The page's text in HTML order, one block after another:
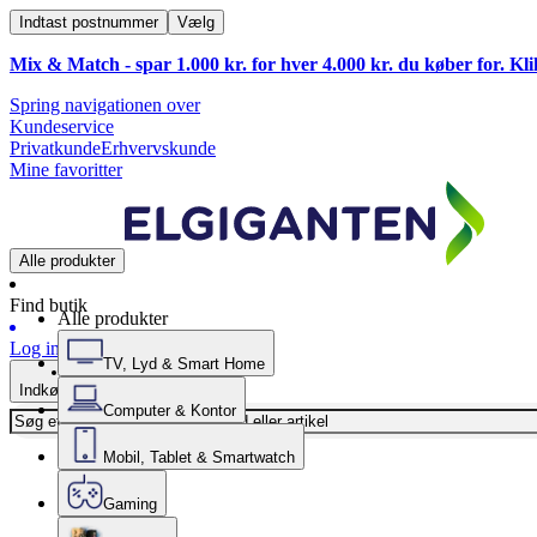
Indtast postnummer Vælg
Mix & Match - spar 1.000 kr. for hver 4.000 kr. du køber for.
Spring navigationen over
Kundeservice
PrivatkundeErhvervskunde
Mine favoritter
Alle produkter
Find butik
Log ind
Indkøbskurv
Alle produkter
TV, Lyd & Smart Home
Computer & Kontor
Mobil, Tablet & Smartwatch
Gaming